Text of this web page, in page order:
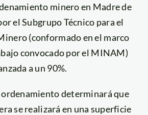
minero en Madre de
el Subgrupo Técnico para el
(conformado en el marco
convocado por el MINAM)
a un 90%.
ordenamiento determinará que
se realizará en una superficie